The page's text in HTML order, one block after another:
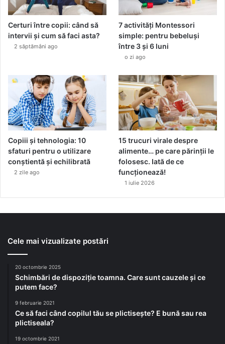
Certuri între copii: când să
intervii și cum să faci asta?
2 săptămâni ago
7 activități Montessori
simple: pentru bebeluși
între 3 și 6 luni
o zi ago
Copiii și tehnologia: 10
sfaturi pentru o utilizare
conștientă și echilibrată
2 zile ago
15 trucuri virale despre
alimente… pe care părinții le
folosesc. Iată de ce
funcționează!
1 iulie 2026
Cele mai vizualizate postări
20 octombrie 2025
Schimbări de dispoziție toamna. Care sunt cauzele și ce
putem face?
9 februarie 2021
Ce să faci când copilul tău se plictisește? E bună sau rea
plictiseala?
19 octombrie 2021